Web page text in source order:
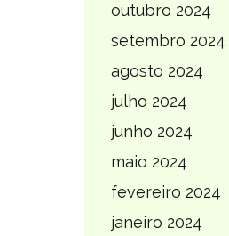
outubro 2024
setembro 2024
agosto 2024
julho 2024
junho 2024
maio 2024
fevereiro 2024
janeiro 2024